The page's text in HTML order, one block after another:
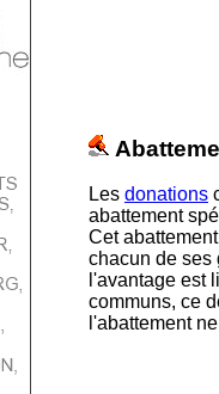
Les donations
abattement
Cet
chacun de ses
l'avantage est
communs, ce
l'abattement